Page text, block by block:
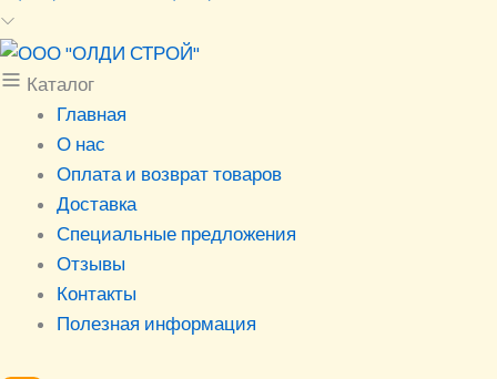
Каталог
Главная
О нас
Оплата и возврат товаров
Доставка
Специальные предложения
Отзывы
Контакты
Полезная информация